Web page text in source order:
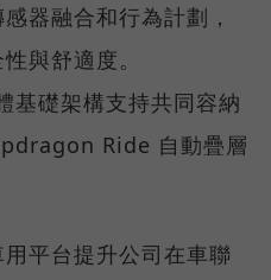
器融合和行為計劃，
與舒適度。
礎架構支持共同容納
Ride 自動疊層
平台提升公司在車聯